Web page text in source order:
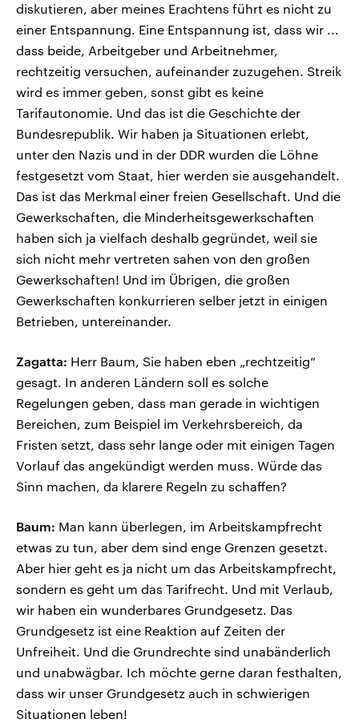
diskutieren, aber meines Erachtens führt es nicht zu
einer Entspannung. Eine Entspannung ist, dass wir ...
dass beide, Arbeitgeber und Arbeitnehmer,
rechtzeitig versuchen, aufeinander zuzugehen. Streik
wird es immer geben, sonst gibt es keine
Tarifautonomie. Und das ist die Geschichte der
Bundesrepublik. Wir haben ja Situationen erlebt,
unter den Nazis und in der DDR wurden die Löhne
festgesetzt vom Staat, hier werden sie ausgehandelt.
Das ist das Merkmal einer freien Gesellschaft. Und die
Gewerkschaften, die Minderheitsgewerkschaften
haben sich ja vielfach deshalb gegründet, weil sie
sich nicht mehr vertreten sahen von den großen
Gewerkschaften! Und im Übrigen, die großen
Gewerkschaften konkurrieren selber jetzt in einigen
Betrieben, untereinander.
Zagatta: Herr Baum, Sie haben eben „rechtzeitig“
gesagt. In anderen Ländern soll es solche
Regelungen geben, dass man gerade in wichtigen
Bereichen, zum Beispiel im Verkehrsbereich, da
Fristen setzt, dass sehr lange oder mit einigen Tagen
Vorlauf das angekündigt werden muss. Würde das
Sinn machen, da klarere Regeln zu schaffen?
Baum: Man kann überlegen, im Arbeitskampfrecht
etwas zu tun, aber dem sind enge Grenzen gesetzt.
Aber hier geht es ja nicht um das Arbeitskampfrecht,
sondern es geht um das Tarifrecht. Und mit Verlaub,
wir haben ein wunderbares Grundgesetz. Das
Grundgesetz ist eine Reaktion auf Zeiten der
Unfreiheit. Und die Grundrechte sind unabänderlich
und unabwägbar. Ich möchte gerne daran festhalten,
dass wir unser Grundgesetz auch in schwierigen
Situationen leben!